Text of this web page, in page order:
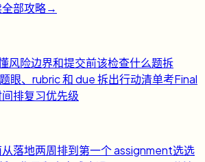
部攻略→
风险边界和提交前该检查什么题拆
眼、rubric 和 due 拆出行动清单考Final
排复习优先级
从落地两周排到第一个 assignment选选